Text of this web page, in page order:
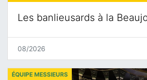
Les banlieusards à la
08/2026
ÉQUIPE MESSIEURS